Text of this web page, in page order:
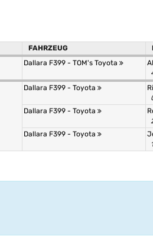
FAHRZEUG
Dallara F399 - TOM's Toyota
Dallara F399 - Toyota
Dallara F399 - Toyota
Dallara F399 - Toyota